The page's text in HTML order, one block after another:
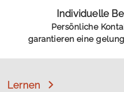
Individuelle
Persönliche
garantieren eine
Lernen